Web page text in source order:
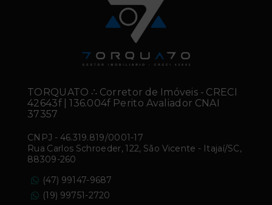
TORQUATO ∴ Corretor de Imóveis - CRECI
42643f | 136.004f Perito Avaliador CNAI
37357
CNPJ - 46.319.819/0001-17
Rua Carlos Schroeder, 122, São Vicente - Itajaí/SC,
88309-260
(47) 99147-9687
(19) 99751-2720